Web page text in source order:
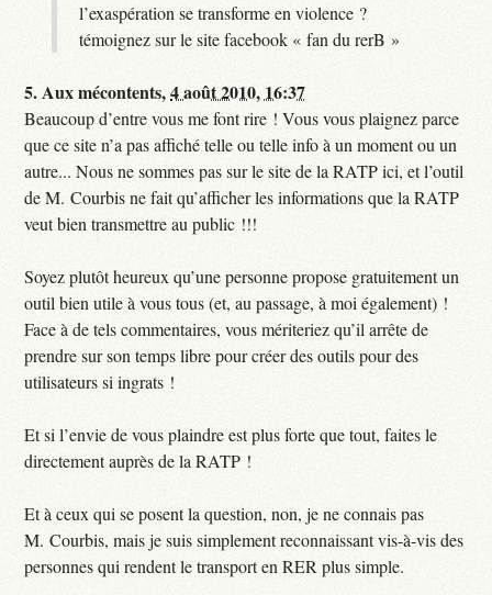
l’exaspération se transforme en violence ?
témoignez sur le site facebook « fan du rerB »
5.Aux mécontents,4 août 2010, 16:37
Beaucoup d’entre vous me font rire ! Vous vous plaignez parce
que ce site n’a pas affiché telle ou telle info à un moment ou un
autre... Nous ne sommes pas sur le site de la RATP ici, et l’outil
de M. Courbis ne fait qu’afficher les informations que la RATP
veut bien transmettre au public !!!
Soyez plutôt heureux qu’une personne propose gratuitement un
outil bien utile à vous tous (et, au passage, à moi également) !
Face à de tels commentaires, vous mériteriez qu’il arrête de
prendre sur son temps libre pour créer des outils pour des
utilisateurs si ingrats !
Et si l’envie de vous plaindre est plus forte que tout, faites le
directement auprès de la RATP !
Et à ceux qui se posent la question, non, je ne connais pas
M. Courbis, mais je suis simplement reconnaissant vis-à-vis des
personnes qui rendent le transport en RER plus simple.